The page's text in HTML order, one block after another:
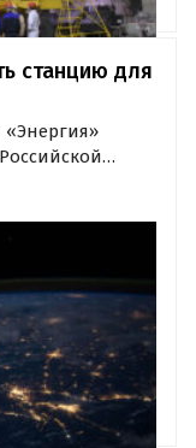
станцию для